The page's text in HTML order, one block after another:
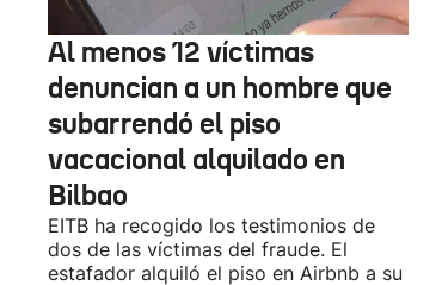
Al menos 12 víctimas
denuncian a un hombre que
subarrendó el piso
vacacional alquilado en
Bilbao
EITB ha recogido los testimonios de
dos de las víctimas del fraude. El
estafador alquiló el piso en Airbnb a su